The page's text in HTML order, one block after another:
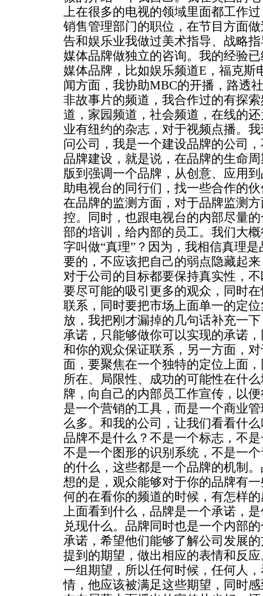
上在很多的电视的领域里面都工作
销售管理部门的职位，在节目方面
告和娱乐业我做过美术指导、战略
媒体品牌做独立的咨询。我的经验
媒体品牌，比如娱乐频道E，福克斯
闻方面，我协助MBC的开播，路透
非故事片的频道，我合作过的有探
道，家园频道，社会频道，在线的
业有纽约的杂志，对于视频点播。
问公司，我是一个建设品牌的公司
品牌建设，就是说，在品牌的生命
版到强调一个品牌，从创意、应用
助电视台的同行们，找一些合作的
在品牌的监测方面，对于品牌监测
控。同时，也跟电视台的内部尽量
部的培训，给内部的员工。我们大
字叫做“真理”？因为，我相信真理
要的，不应该把自己的弱点隐藏起
对于公司的目标都要保持真实性，
要尽可能的吸引更多的观众，同时
联系，同时要把市场上面单一的定
放，我把刚才漏掉的几句话补充一
承诺，只能够做你可以实现的承诺
和你的观众保证联系，另一方面，
面，要聚焦在一个独特的定位上面
所在、局限性、成功的可能性在什
牌，向自己的内部员工作宣传，以
是一个营销的工具，而是一个商业
么多。和我的公司，让我们看看什
品牌不是什么？不是一个标志，不
不是一个图形的识别系统，不是一
的什么，这些都是一个品牌的机制
想的是，观众能够对于你的品牌有
何的在看你的频道的时候，有怎样
上面看到什么，品牌是一个承诺，
兑现什么。品牌同时也是一个内部
承诺，希望他们能够了解公司发展
提到的期望，做出相应的表情和反
一组期望，所以任何时候，任何人
情，他应该被满足这些期望，同时